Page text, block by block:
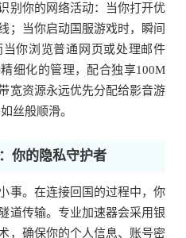
别你的网络活动：当你打开优
；当你启动国服游戏时，瞬间
你浏览普通网页或处理邮件
细化的管理，配合独享100M
宽资源永远优先分配给影音游
丝般顺滑。
你的隐私守护者
事。在连接回国的过程中，你
道传输。专业加速器会采用银
，确保你的个人信息、账号密